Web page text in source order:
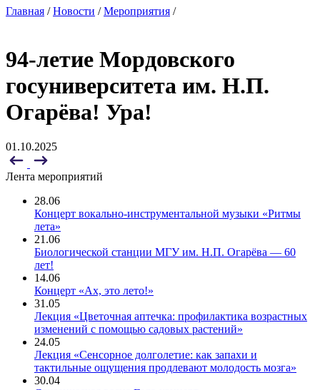
Главная /Новости /Мероприятия /
94-летие Мордовского
госуниверситета им. Н.П.
Огарёва! Ура!
01.10.2025
Лента мероприятий
28.06
Концерт вокально-инструментальной музыки «Ритмы
лета»
21.06
Биологической станции МГУ им. Н.П. Огарёва — 60
лет!
14.06
Концерт «Ах, это лето!»
31.05
Лекция «Цветочная аптечка: профилактика возрастных
изменений с помощью садовых растений»
24.05
Лекция «Сенсорное долголетие: как запахи и
тактильные ощущения продлевают молодость мозга»
30.04